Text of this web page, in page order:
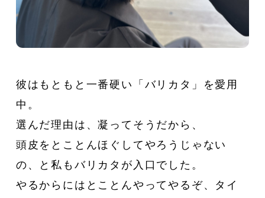
彼はもともと一番硬い「バリカタ」を愛用
中。
選んだ理由は、凝ってそうだから、
頭皮をとことんほぐしてやろうじゃない
の、と私もバリカタが入口でした。
やるからにはとことんやってやるぞ、タイ